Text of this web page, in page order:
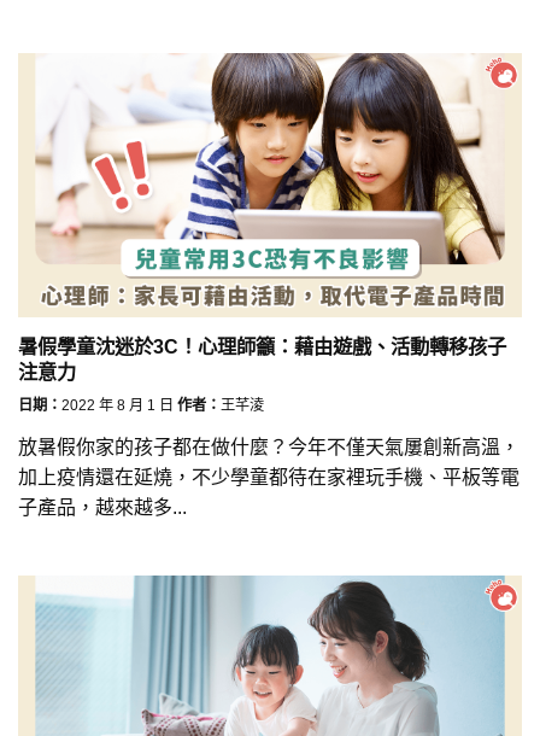
暑假學童沈迷於3C！心理師籲：藉由遊戲、活動轉移孩子
注意力
日期： 2022 年 8 月 1 日 作者： 王芊淩
放暑假你家的孩子都在做什麼？今年不僅天氣屢創新高溫，
加上疫情還在延燒，不少學童都待在家裡玩手機、平板等電
子產品，越來越多...